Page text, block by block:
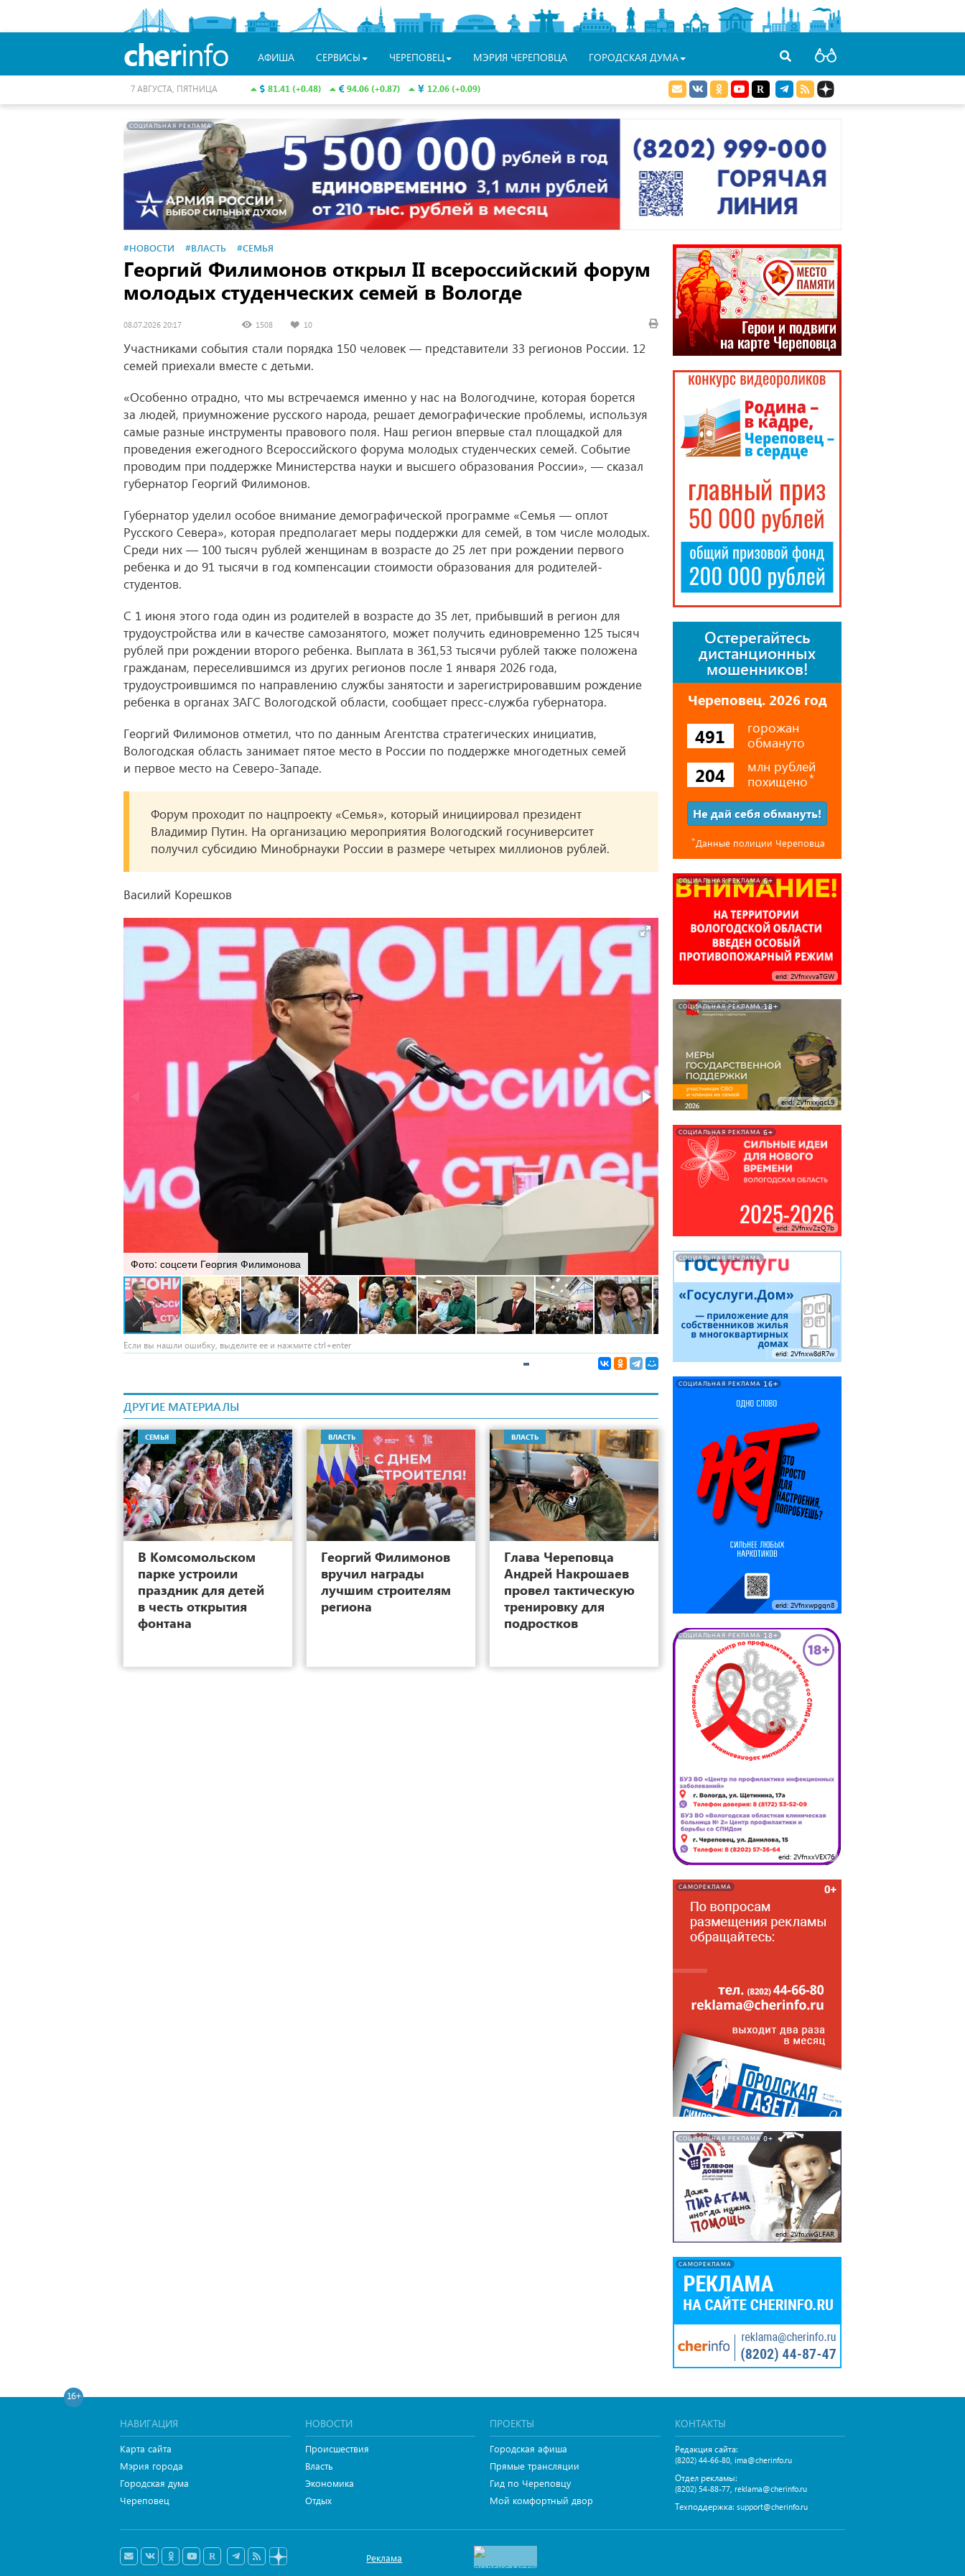
cherinfo АФИША СЕРВИСЫ ЧЕРЕПОВЕЦ МЭРИЯ ЧЕРЕПОВЦА ГОРОДСКАЯ ДУМА
81.41 (+0.48) 94.06 (+0.87) 12.06 (+0.09)
7 АВГУСТА, ПЯТНИЦА
СОЦИАЛЬНАЯ РЕКЛАМА
#НОВОСТИ #ВЛАСТЬ #СЕМЬЯ
Георгий Филимонов открыл II всероссийский форум
молодых студенческих семей в Вологде
08.07.2026 20:17 1508 10
Участниками события стали порядка 150 человек — представители 33 регионов России. 12
семей приехали вместе с детьми.
«Особенно отрадно, что мы встречаемся именно у нас на Вологодчине, которая борется
за людей, приумножение русского народа, решает демографические проблемы, используя
самые разные инструменты правового поля. Наш регион впервые стал площадкой для
проведения ежегодного Всероссийского форума молодых студенческих семей. Событие
проводим при поддержке Министерства науки и высшего образования России», — сказал
губернатор Георгий Филимонов.
Губернатор уделил особое внимание демографической программе «Семья — оплот
Русского Севера», которая предполагает меры поддержки для семей, в том числе молодых.
Среди них — 100 тысяч рублей женщинам в возрасте до 25 лет при рождении первого
ребенка и до 91 тысячи в год компенсации стоимости образования для родителей-
студентов.
С 1 июня этого года один из родителей в возрасте до 35 лет, прибывший в регион для
трудоустройства или в качестве самозанятого, может получить единовременно 125 тысяч
рублей при рождении второго ребенка. Выплата в 361,53 тысячи рублей также положена
гражданам, переселившимся из других регионов после 1 января 2026 года,
трудоустроившимся по направлению службы занятости и зарегистрировавшим рождение
ребенка в органах ЗАГС Вологодской области, сообщает пресс-служба губернатора.
Георгий Филимонов отметил, что по данным Агентства стратегических инициатив,
Вологодская область занимает пятое место в России по поддержке многодетных семей
и первое место на Северо-Западе.
Форум проходит по нацпроекту «Семья», который инициировал президент
Владимир Путин. На организацию мероприятия Вологодский госуниверситет
получил субсидию Минобрнауки России в размере четырех миллионов рублей.
Василий Корешков
Фото: соцсети Георгия Филимонова
Если вы нашли ошибку, выделите ее и нажмите ctrl+enter
ДРУГИЕ МАТЕРИАЛЫ
СЕМЬЯ
В Комсомольском
парке устроили
праздник для детей
в честь открытия
фонтана
ВЛАСТЬ
13
Георгий Филимонов
вручил награды
лучшим строителям
региона
ВЛАСТЬ
10
Глава Череповца
Андрей Накрошаев
провел тактическую
тренировку для
подростков
Остерегайтесь
дистанционных
мошенников!
Череповец. 2026 год
491
горожан
обмануто
204
млн рублей
похищено⃰
Не дай себя обмануть!
⃰Данные полиции Череповца
СОЦИАЛЬНАЯ РЕКЛАМА 6+
erid: 2VfnxvvaTGW
СОЦИАЛЬНАЯ РЕКЛАМА 18+
erid: 2VfnxxjqcL9
СОЦИАЛЬНАЯ РЕКЛАМА 6+
erid: 2VfnxvZzQ7b
СОЦИАЛЬНАЯ РЕКЛАМА
erid: 2Vfnxw8dR7w
СОЦИАЛЬНАЯ РЕКЛАМА 16+
erid: 2Vfnxwpgqn8
СОЦИАЛЬНАЯ РЕКЛАМА 18+
erid: 2VfnxxVEX76
САМОРЕКЛАМА
СОЦИАЛЬНАЯ РЕКЛАМА 0+
erid: 2VfnxwGLFAR
САМОРЕКЛАМА
16+
НАВИГАЦИЯ
Карта сайта
Мэрия города
Городская дума
Череповец
НОВОСТИ
Происшествия
Власть
Экономика
Отдых
ПРОЕКТЫ
Городская афиша
Прямые трансляции
Гид по Череповцу
Мой комфортный двор
КОНТАКТЫ
Редакция сайта:
(8202) 44-66-80, ima@cherinfo.ru
Отдел рекламы:
(8202) 54-88-77, reklama@cherinfo.ru
Техподдержка: support@cherinfo.ru
Реклама